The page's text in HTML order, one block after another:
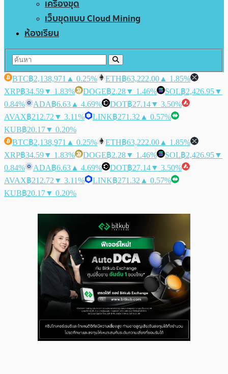
เครื่องขุด
เว็บขุดแบบ Cloud Mining
ห้องเรียน
BTC฿2,138,971 ▲ 0.25% ETH฿63,222.00 ▲ 1.85%
XRP฿34.59▼ 1.83% DOGE฿2.28▼ 1.46% SOL฿2,426.95▼
0.84%
ADA฿6.63 ▲ 4.69% DOT฿27.14▼ 3.50%
AVAX฿212.72 ▼ 3.11% LINK฿271.32 ▲ 0.57%
KUB฿20.17▼ 0.20%
BTC฿2,138,971 ▲ 0.25% ETH฿63,222.00 ▲ 1.85%
XRP฿34.59▼ 1.83% DOGE฿2.28▼ 1.46% SOL฿2,426.95▼
0.84%
ADA฿6.63 ▲ 4.69% DOT฿27.14▼ 3.50%
AVAX฿212.72 ▼ 3.11% LINK฿271.32 ▲ 0.57%
KUB฿20.17▼ 0.20%